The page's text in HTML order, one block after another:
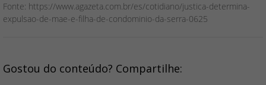
Fonte: https://www.agazeta.com.br/es/cotidiano/justica-determina-
expulsao-de-mae-e-filha-de-condominio-da-serra-0625
Gostou do conteúdo? Compartilhe: